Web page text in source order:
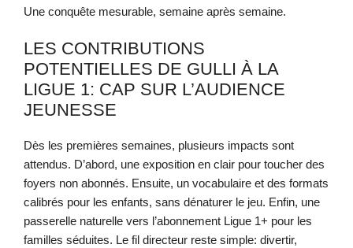
Une conquête mesurable, semaine après semaine.
LES CONTRIBUTIONS
POTENTIELLES DE GULLI À LA
LIGUE 1: CAP SUR L’AUDIENCE
JEUNESSE
Dès les premières semaines, plusieurs impacts sont
attendus. D’abord, une exposition en clair pour toucher des
foyers non abonnés. Ensuite, un vocabulaire et des formats
calibrés pour les enfants, sans dénaturer le jeu. Enfin, une
passerelle naturelle vers l’abonnement Ligue 1+ pour les
familles séduites. Le fil directeur reste simple: divertir,